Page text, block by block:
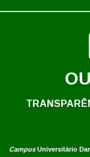
CampusUniversitário